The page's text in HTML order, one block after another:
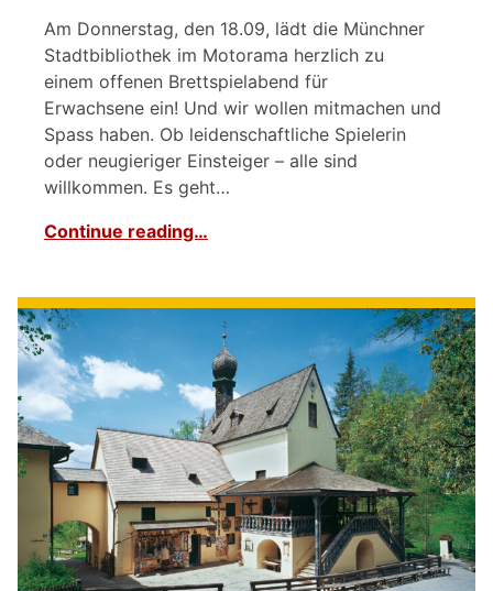
Am Donnerstag, den 18.09, lädt die Münchner
Stadtbibliothek im Motorama herzlich zu
einem offenen Brettspielabend für
Erwachsene ein! Und wir wollen mitmachen und
Spass haben. Ob leidenschaftliche Spielerin
oder neugieriger Einsteiger – alle sind
willkommen. Es geht…
Continue reading…